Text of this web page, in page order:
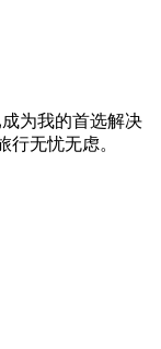
为我的首选解决
无忧无虑。